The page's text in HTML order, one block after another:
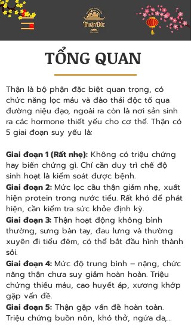
TỔNG QUAN
Thận là bộ phận đặc biệt quan trọng, có
chức năng lọc máu và đào thải độc tố qua
đường niệu đạo, ngoài ra còn là nơi sản sinh
ra các hormone thiết yếu cho cơ thể. Thận có
5 giai đoạn suy yếu là:
Giai đoạn 1 (Rất nhẹ): Không có triệu chứng
hay biến chứng gì. Chỉ cần duy trì chế độ
sinh hoạt là kiểm soát được bệnh.
Giai đoạn 2: Mức lọc cầu thận giảm nhẹ, xuất
hiện protein trong nước tiểu. Rất khó để phát
hiện, cần kiểm tra sức khỏe định kỳ.
Giai đoạn 3: Thận hoạt động không bình
thường, sưng bàn tay, đau lưng và thường
xuyên đi tiểu đêm, có thể bắt đầu hình thành
sỏi.
Giai đoạn 4: Mức độ trung bình – nặng, chức
năng thận chưa suy giảm hoàn hoàn. Triệu
chứng thiếu máu, cao huyết áp, xương khớp
gặp vấn đề.
Giai đoạn 5: Thận gặp vấn đề hoàn toàn.
Triệu chứng buồn nôn, khó thở, ngứa da,…